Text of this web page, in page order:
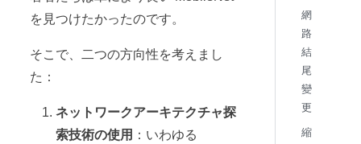
を見つけたかったのです。
そこで、二つの方向性を考えまし
た：
ネットワークアーキテクチャ探
索技術の使用 ：いわゆる
網
路
結
尾
變
更
縮